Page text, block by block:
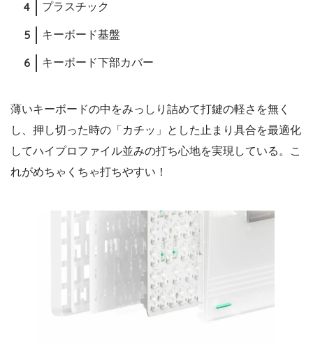
プラスチック
キーボード基盤
キーボード下部カバー
薄いキーボードの中をみっしり詰めて打鍵の軽さを無く
し、押し切った時の「カチッ」とした止まり具合を最適化
してハイプロファイル並みの打ち心地を実現している。こ
れがめちゃくちゃ打ちやすい！